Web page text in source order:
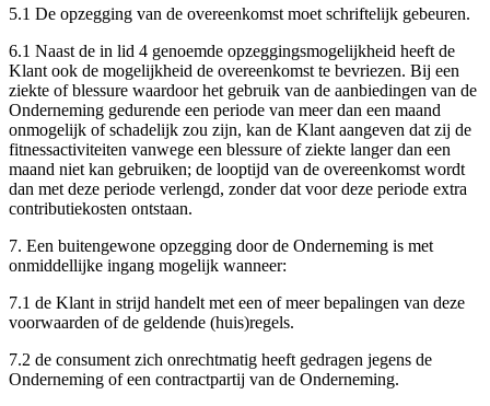
5.1 De opzegging van de overeenkomst moet schriftelijk gebeuren.
6.1 Naast de in lid 4 genoemde opzeggingsmogelijkheid heeft de
Klant ook de mogelijkheid de overeenkomst te bevriezen. Bij een
ziekte of blessure waardoor het gebruik van de aanbiedingen van de
Onderneming gedurende een periode van meer dan een maand
onmogelijk of schadelijk zou zijn, kan de Klant aangeven dat zij de
fitnessactiviteiten vanwege een blessure of ziekte langer dan een
maand niet kan gebruiken; de looptijd van de overeenkomst wordt
dan met deze periode verlengd, zonder dat voor deze periode extra
contributiekosten ontstaan.
7. Een buitengewone opzegging door de Onderneming is met
onmiddellijke ingang mogelijk wanneer:
7.1 de Klant in strijd handelt met een of meer bepalingen van deze
voorwaarden of de geldende (huis)regels.
7.2 de consument zich onrechtmatig heeft gedragen jegens de
Onderneming of een contractpartij van de Onderneming.